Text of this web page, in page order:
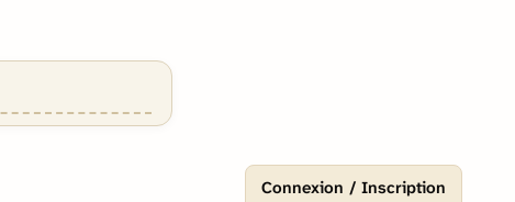
Connexion / Inscription